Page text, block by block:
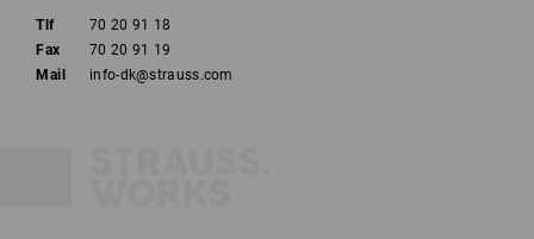
Tlf
70 20 91 18
Fax
70 20 91 19
Mail
info-dk@strauss.com